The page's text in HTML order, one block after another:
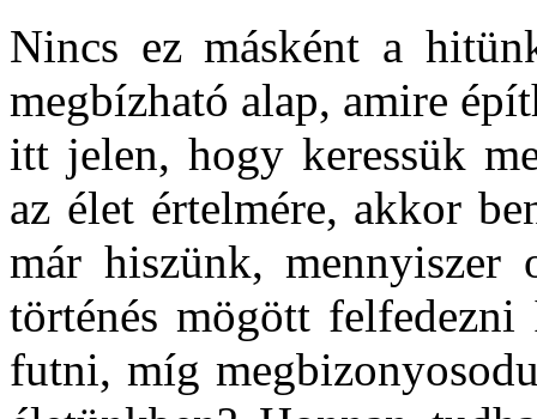
Nincs ez másként a
megbízható alap, amire
itt jelen, hogy keressük
az élet értelmére, akkor
már hiszünk, mennyiszer
történés mögött
futni, míg